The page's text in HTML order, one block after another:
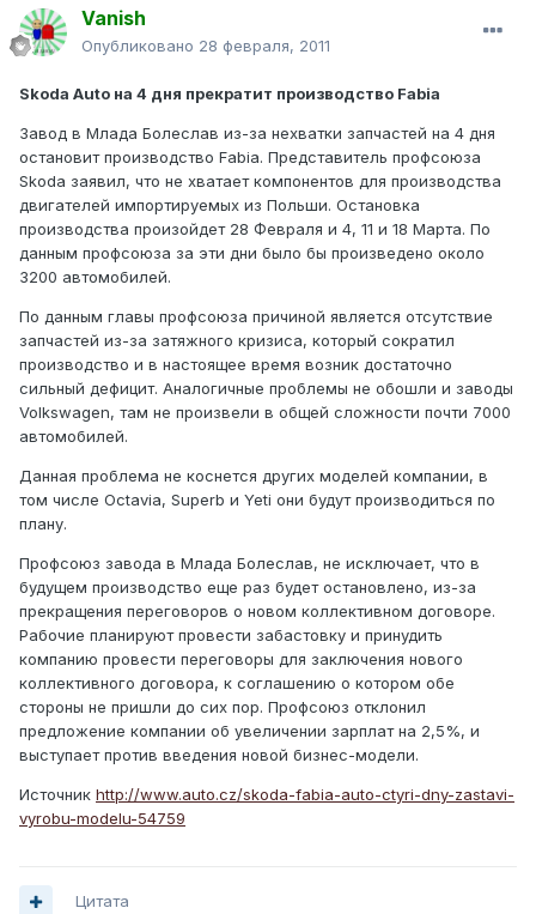
Vanish
Опубликовано 28 февраля, 2011
Skoda Auto на 4 дня прекратит производство Fabia
Завод в Млада Болеслав из-за нехватки запчастей на 4 дня
остановит производство Fabia. Представитель профсоюза
Skoda заявил, что не хватает компонентов для производства
двигателей импортируемых из Польши. Остановка
производства произойдет 28 Февраля и 4, 11 и 18 Марта. По
данным профсоюза за эти дни было бы произведено около
3200 автомобилей.
По данным главы профсоюза причиной является отсутствие
запчастей из-за затяжного кризиса, который сократил
производство и в настоящее время возник достаточно
сильный дефицит. Аналогичные проблемы не обошли и заводы
Volkswagen, там не произвели в общей сложности почти 7000
автомобилей.
Данная проблема не коснется других моделей компании, в
том числе Octavia, Superb и Yeti они будут производиться по
плану.
Профсоюз завода в Млада Болеслав, не исключает, что в
будущем производство еще раз будет остановлено, из-за
прекращения переговоров о новом коллективном договоре.
Рабочие планируют провести забастовку и принудить
компанию провести переговоры для заключения нового
коллективного договора, к соглашению о котором обе
стороны не пришли до сих пор. Профсоюз отклонил
предложение компании об увеличении зарплат на 2,5%, и
выступает против введения новой бизнес-модели.
Источник http://www.auto.cz/skoda-fabia-auto-ctyri-dny-zastavi-
vyrobu-modelu-54759
Цитата